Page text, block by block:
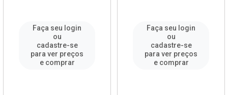
Faça seu login
ou
cadastre-se
para ver preços
e comprar
Faça seu login
ou
cadastre-se
para ver preços
e comprar